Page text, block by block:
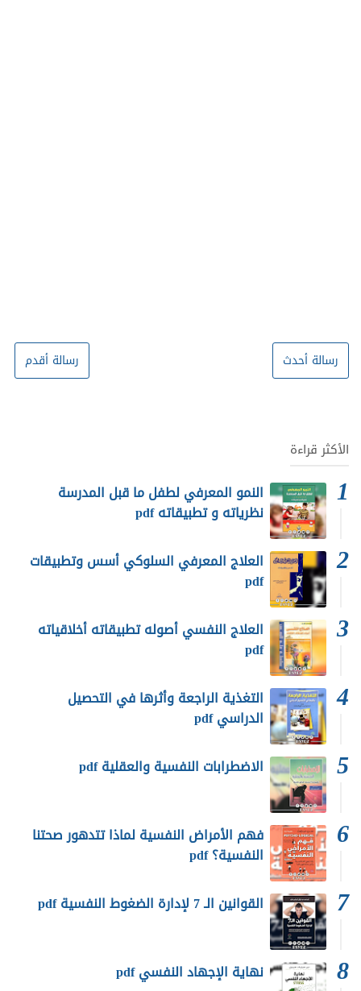
رسالة أحدث رسالة أقدم
الأكثر قراءة
النمو المعرفي لطفل ما قبل المدرسة
نظرياته و تطبيقاته pdf
العلاج المعرفي السلوكي أسس وتطبيقات
pdf
العلاج النفسي أصوله تطبيقاته أخلاقياته
pdf
التغذية الراجعة وأثرها في التحصيل
الدراسي pdf
الاضطرابات النفسية والعقلية pdf
فهم الأمراض النفسية لماذا تتدهور صحتنا
النفسية؟ pdf
القوانين الـ 7 لإدارة الضغوط النفسية pdf
نهاية الإجهاد النفسي pdf